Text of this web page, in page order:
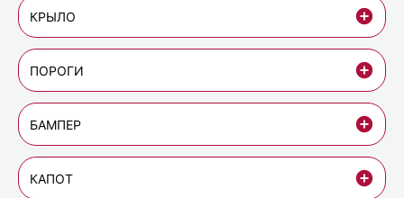
КРЫЛО
ПОРОГИ
БАМПЕР
КАПОТ